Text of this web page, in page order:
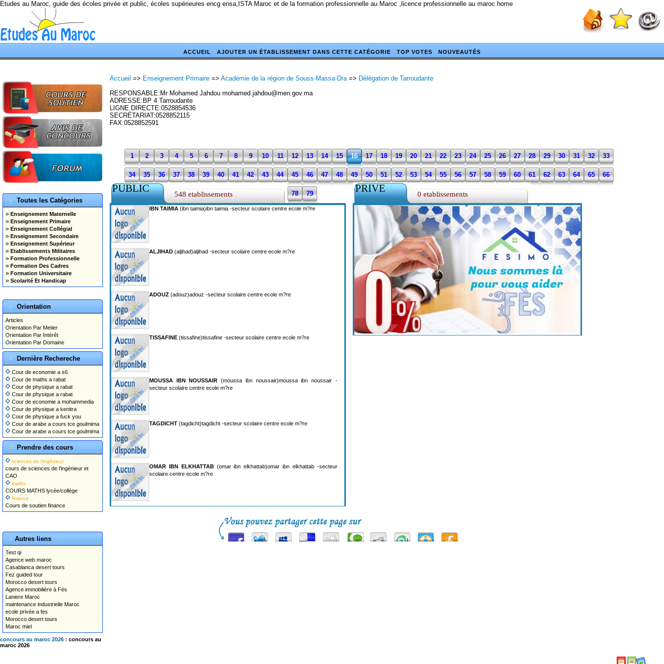
Etudes au Maroc, guide des écoles privée et public, écoles supérieures encg ensa,ISTA Maroc et de la formation professionnelle au Maroc ,licence professionnelle au maroc home
ACCUEIL AJOUTER UN ÉTABLISSEMENT DANS CETTE CATÉGORIE TOP VOTES NOUVEAUTÉS
Toutes les Catégories
» Enseignement Maternelle
» Enseignement Primaire
» Enseignement Collégial
» Enseignement Secondaire
» Enseignement Supérieur
» Etablissements Militaires
» Formation Professionnelle
» Formation Des Cadres
» Formation Universitaire
» Scolarité Et Handicap
Orientation
Articles
Orientation Par Metier
Orientation Par Intérêt
Orientation Par Domaine
Dernière Rechereche
Cour de economie a s6
Cour de maths a rabat
Cour de physique a rabat
Cour de physique a rabat
Cour de economie a mohammedia
Cour de physique a kenitra
Cour de physique a fuck you
Cour de arabe a cours tce goulmima
Cour de arabe a cours tce goulmima
Prendre des cours
sciences de l'ingénieur
cours de sciences de l'ingénieur et
CAO
maths
COURS MATHS lycée/collège
finance
Cours de soutien finance
Autres liens
Test qi
Agence web maroc
Casablanca desert tours
Fez guided tour
Morocco desert tours
Agence immobilière à Fés
Laniere Maroc
maintenance industrielle Maroc
ecole privée a fes
Morocco desert tours
Maroc miel
concours au maroc 2026 : concours au
maroc 2026
Accueil => Enseignement Primaire => Académie de la région de Souss-Massa-Dra=> Délégation de Tarroudante
RESPONSABLE:Mr Mohamed Jahdou mohamed.jahdou@men.gov.ma
ADRESSE:BP 4 Tarroudante
LIGNE DIRECTE:0528854536
SECRÉTARIAT:0528852115
FAX:0528852591
1 2 3 4 5 6 7 8 9 10 11 12 13 14 15 16 17 18 19 20 21 22 23 24 25 26 27 28 29 30 31 32 33
34 35 36 37 38 39 40 41 42 43 44 45 46 47 48 49 50 51 52 53 54 55 56 57 58 59 60 61 62 63 64 65 66
67 68 69 70 71 72 73 74 76 78 79
PUBLIC 548 etablissements
IBN TAIMIA (ibn taimia)ibn taimia -secteur scolaire centre ecole m?re
ALJIHAD (aljihad)aljihad -secteur scolaire centre ecole m?re
ADOUZ (adouz)adouz -secteur scolaire centre ecole m?re
TISSAFINE (tissafine)tissafine -secteur scolaire centre ecole m?re
MOUSSA IBN NOUSSAIR (moussa ibn noussair)moussa ibn noussair -
secteur scolaire centre ecole m?re
TAGDICHT (tagdicht)tagdicht -secteur scolaire centre ecole m?re
OMAR IBN ELKHATTAB(omar ibn elkhattab)omar ibn elkhattab -secteur
scolaire centre ecole m?re
PRIVE 0 etablissements